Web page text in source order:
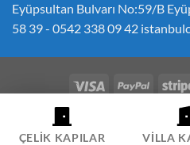
Eyüpsultan Bulvarı No:59/B
58 39 - 0542 338 09 42
ÇEREZ POLITIKASI GIZLILIK
ÇELIK KAPI FIYATLARI
ÇELIK KAPILAR VILLA